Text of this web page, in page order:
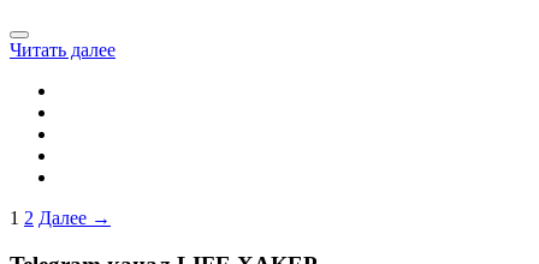
Читать далее
1 2 Далее →